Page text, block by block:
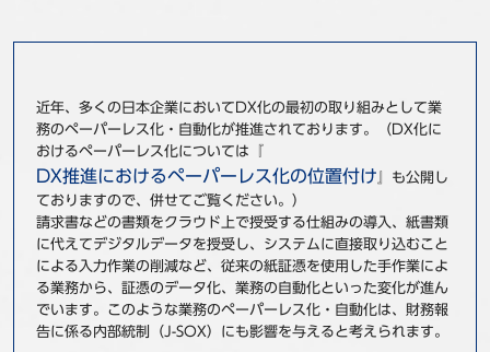
出版書籍
事例
セミナ−
ニュース
お問い合わせ
近年、多くの日本企業においてDX化の最初の取り組みとして業
務のペーパーレス化・自動化が推進されております。（DX化に
おけるペーパーレス化については『
DX推進におけるペーパーレス化の位置付け 』も公開し
ておりますので、併せてご覧ください。）
請求書などの書類をクラウド上で授受する仕組みの導入、紙書類
に代えてデジタルデータを授受し、システムに直接取り込むこと
による入力作業の削減など、従来の紙証憑を使用した手作業によ
る業務から、証憑のデータ化、業務の自動化といった変化が進ん
でいます。このような業務のペーパーレス化・自動化は、財務報
告に係る内部統制（J-SOX）にも影響を与えると考えられます。